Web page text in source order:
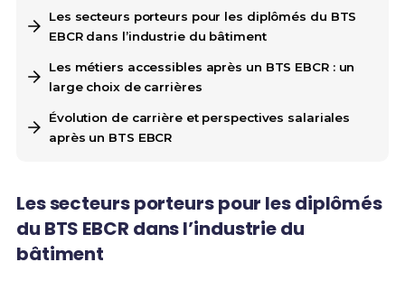
Les secteurs porteurs pour les diplômés du BTS
EBCR dans l’industrie du bâtiment
Les métiers accessibles après un BTS EBCR : un
large choix de carrières
Évolution de carrière et perspectives salariales
après un BTS EBCR
Les secteurs porteurs pour les diplômés
du BTS EBCR dans l’industrie du
bâtiment